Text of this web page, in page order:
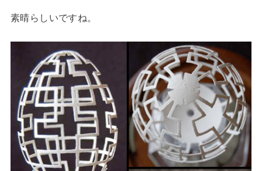
素晴らしいですね。